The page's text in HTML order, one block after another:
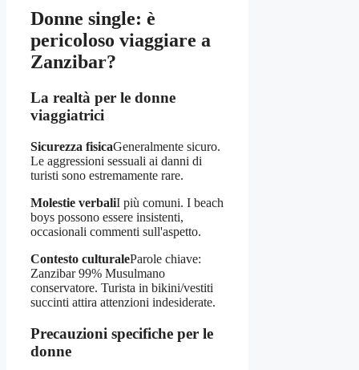
Donne single: è
pericoloso viaggiare a
Zanzibar?
La realtà per le donne
viaggiatrici
Sicurezza fisicaGeneralmente sicuro.
Le aggressioni sessuali ai danni di
turisti sono estremamente rare.
Molestie verbaliI più comuni. I beach
boys possono essere insistenti,
occasionali commenti sull'aspetto.
Contesto culturaleParole chiave:
Zanzibar 99% Musulmano
conservatore. Turista in bikini/vestiti
succinti attira attenzioni indesiderate.
Precauzioni specifiche per le
donne